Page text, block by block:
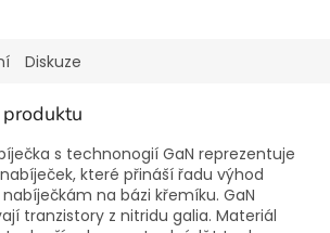
Diskuze
s technonogií GaN reprezentuje
které přináší řadu výhod
na bázi křemíku. GaN
tranzistory z nitridu galia. Materiál